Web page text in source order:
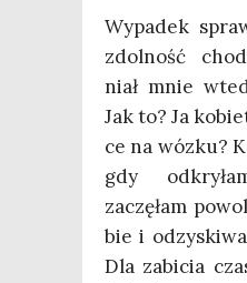
Wypa­dek
zdol­ność
niał mnie
Jak to? Ja
ce na wóz­ku?
gdy
zaczę­łam
bie i
Dla zabi­cia